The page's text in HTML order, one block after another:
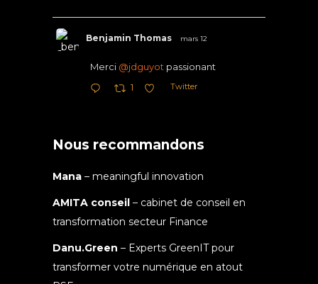
Benjamin Thomas mars 12
Merci @jdguyot passionant
1 Twitter
Nous recommandons
Mana – meaningful innovation
AMITA conseil – cabinet de conseil en
transformation secteur Finance
Danu.Green – Experts GreenIT pour
transformer votre numérique en atout